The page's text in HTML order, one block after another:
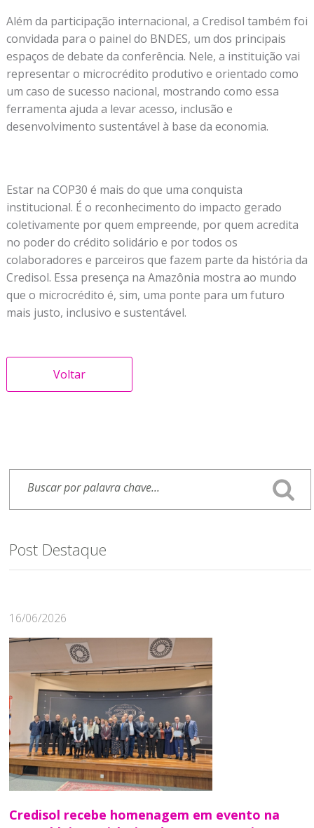
Além da participação internacional, a Credisol também foi
convidada para o painel do BNDES, um dos principais
espaços de debate da conferência. Nele, a instituição vai
representar o microcrédito produtivo e orientado como
um caso de sucesso nacional, mostrando como essa
ferramenta ajuda a levar acesso, inclusão e
desenvolvimento sustentável à base da economia.
Estar na COP30 é mais do que uma conquista
institucional. É o reconhecimento do impacto gerado
coletivamente por quem empreende, por quem acredita
no poder do crédito solidário e por todos os
colaboradores e parceiros que fazem parte da história da
Credisol. Essa presença na Amazônia mostra ao mundo
que o microcrédito é, sim, uma ponte para um futuro
mais justo, inclusivo e sustentável.
Voltar
Post Destaque
16/06/2026
Credisol recebe homenagem em evento na